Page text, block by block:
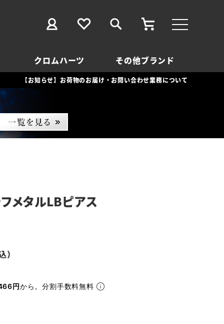
クロムハーツ その他ブランド
【お知らせ】お荷物のお届け・お問い合わせ業務について
メタルLBピアス
円から。分割手数料無料